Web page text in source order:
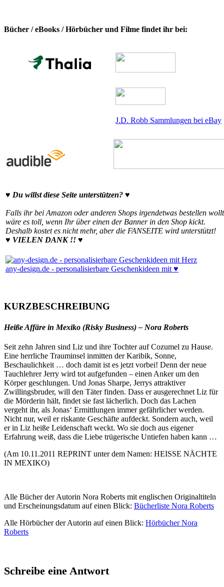
Bücher / eBooks / Hörbücher und Filme findet ihr bei:
J.D. Robb Sammlungen bei eBay
♥ Du willst diese Seite unterstützen? ♥
Falls ihr bei Amazon oder anderen Shops irgendetwas bestellen
wäre es toll, wenn Ihr über einen der Banner in den Shop kickt.
Deshalb kostet es nicht mehr, aber die FANSEITE wird unterstützt!
♥ VIELEN DANK !! ♥
any-design.de - personalisierbare Geschenkideen mit ♥
KURZBESCHREIBUNG
Heiße Affäre in Mexiko (Risky Business) – Nora Roberts
Seit zehn Jahren sind Liz und ihre Tochter auf Cozumel zu Hause.
Eine herrliche Trauminsel inmitten der Karibik, Sonne,
Beschaulichkeit … doch damit ist es jetzt vorbei! Denn der neue
Tauchlehrer Jerry wird tot aufgefunden – einen Anker um den
Körper geschlungen. Und Jonas Sharpe, Jerrys attraktiver
Zwillingsbruder, will den Täter finden. Dass er ausgerechnet Liz für
die Mörderin hält, findet sie fast lächerlich. Doch das Lachen
vergeht ihr, als Jonas‘ Ermittlungen immer gefährlicher werden.
Nicht nur, weil er riskante Geschäfte aufdeckt. Sondern auch, weil
er in Liz heiße Leidenschaft weckt. Wo sie doch aus eigener
Erfahrung weiß, dass die Liebe trügerische Untiefen haben kann …
(Am 10.11.2011 REPRINT unter dem Namen: HEISSE NÄCHTE
IN MEXIKO)
Alle Bücher der Autorin Nora Roberts mit englischen Originaltiteln
und Erscheinungsdatum auf einen Blick: Bücherliste Nora Roberts
Alle Hörbücher der Autorin auf einen Blick: Hörbücher Nora
Roberts
Schreibe eine Antwort